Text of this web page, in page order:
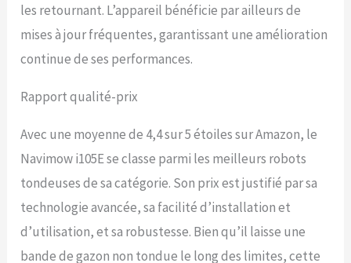
(10 m), 1 * Câble
d'extension d'antenne (10
la rallonge, 1 * Station de
d'installation d'antenne, 9 *
1 * Paquet de manuel
d'utilisation. Remarque: Les
les services associés (App,
après-vente et tous les
les retournant. L’appareil bénéficie par ailleurs de
mises à jour fréquentes, garantissant une amélioration
continue de ses performances.
Rapport qualité-prix
Avec une moyenne de 4,4 sur 5 étoiles sur Amazon, le
Navimow i105E se classe parmi les meilleurs robots
tondeuses de sa catégorie. Son prix est justifié par sa
technologie avancée, sa facilité d’installation et
d’utilisation, et sa robustesse. Bien qu’il laisse une
bande de gazon non tondue le long des limites, cette